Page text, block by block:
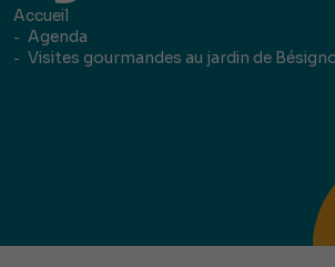
Accueil
Agenda
Visites gourmandes au jardin de